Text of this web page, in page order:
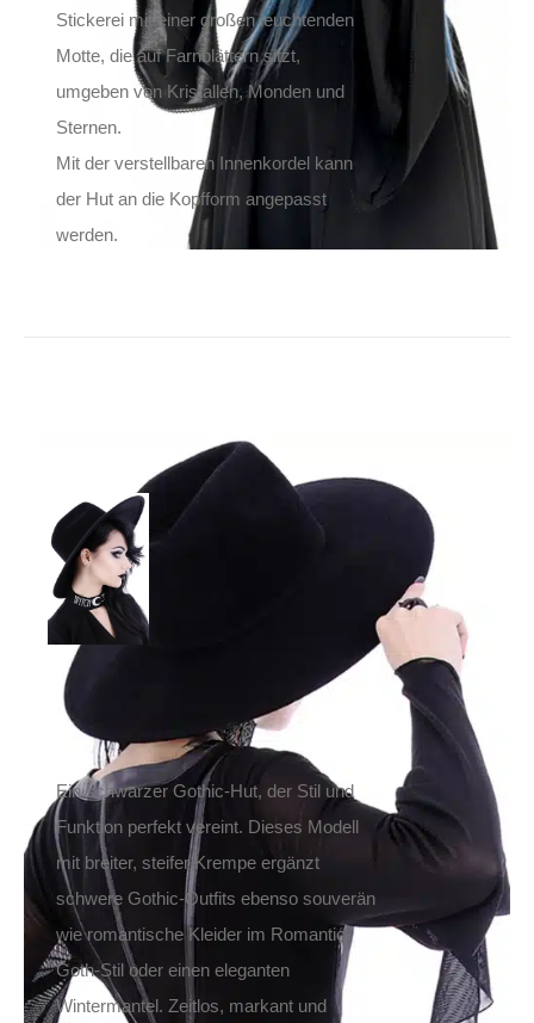
Stickerei mit einer großen leuchtenden
Motte, die auf Farnblättern sitzt,
umgeben von Kristallen, Monden und
Sternen.
Mit der verstellbaren Innenkordel kann
der Hut an die Kopfform angepasst
werden.
Restyle Hut Witch
Lieferzeit: ca. 1-2 Tage DE, ca. 3-4 Tage EU
Ein schwarzer Gothic-Hut, der Stil und
Funktion perfekt vereint. Dieses Modell
mit breiter, steifer Krempe ergänzt
schwere Gothic-Outfits ebenso souverän
wie romantische Kleider im Romantic-
Goth-Stil oder einen eleganten
Wintermantel. Zeitlos, markant und